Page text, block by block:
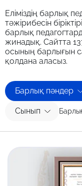
Еліміздің барлық
тәжірибесін
барлық
жинадық. Сайтта
осының барлығын
қолдана аласыз.
Барлық пәндер
Сынып